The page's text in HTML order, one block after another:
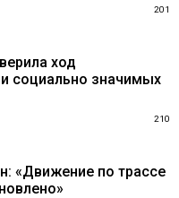
201
ход
социально значимых
210
«Движение по трассе